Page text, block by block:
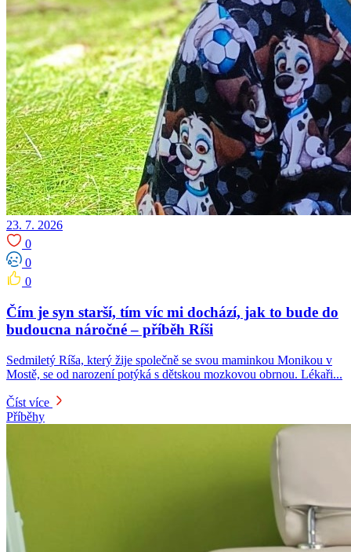
23. 7. 2026
0
0
0
Čím je syn starší, tím víc mi dochází, jak to bude do
budoucna náročné – příběh Ríši
Sedmiletý Ríša, který žije společně se svou maminkou Monikou v
Mostě, se od narození potýká s dětskou mozkovou obrnou. Lékaři...
Číst více
Příběhy